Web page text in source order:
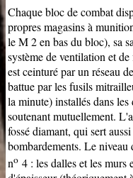
Chaque bloc de combat
propres magasins à
leM 2en bas du bloc), sa
système de ventilation et
est ceinturé par un réseau
battue par les fusils
la minute) installés dans
soutenant mutuellement.
fossé diamant, qui sert
bombardements. Le
no 4 : les dalles et les murs